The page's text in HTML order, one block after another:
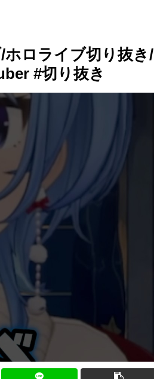
ロライブ切り抜き/
#切り抜き